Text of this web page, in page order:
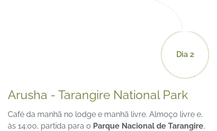
Dia 2
Arusha - Tarangire National Park
Café da manhã no lodge e manhã livre. Almoço livre e,
às 14:00, partida para o Parque Nacional de Tarangire,